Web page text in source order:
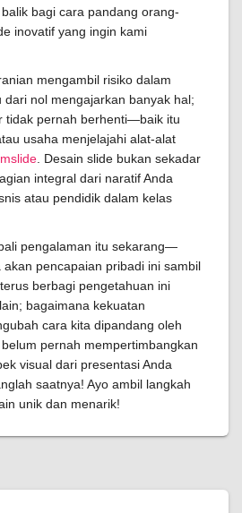
bagi cara pandang orang-
inovatif yang ingin kami
mengambil risiko dalam
dari nol mengajarkan banyak hal;
tidak pernah berhenti—baik itu
usaha menjelajahi alat-alat
. Desain slide bukan sekadar
integral dari naratif Anda
atau pendidik dalam kelas
pengalaman itu sekarang—
pencapaian pribadi ini sambil
berbagi pengetahuan ini
bagaimana kekuatan
cara kita dipandang oleh
pernah mempertimbangkan
visual dari presentasi Anda
saatnya! Ayo ambil langkah
unik dan menarik!